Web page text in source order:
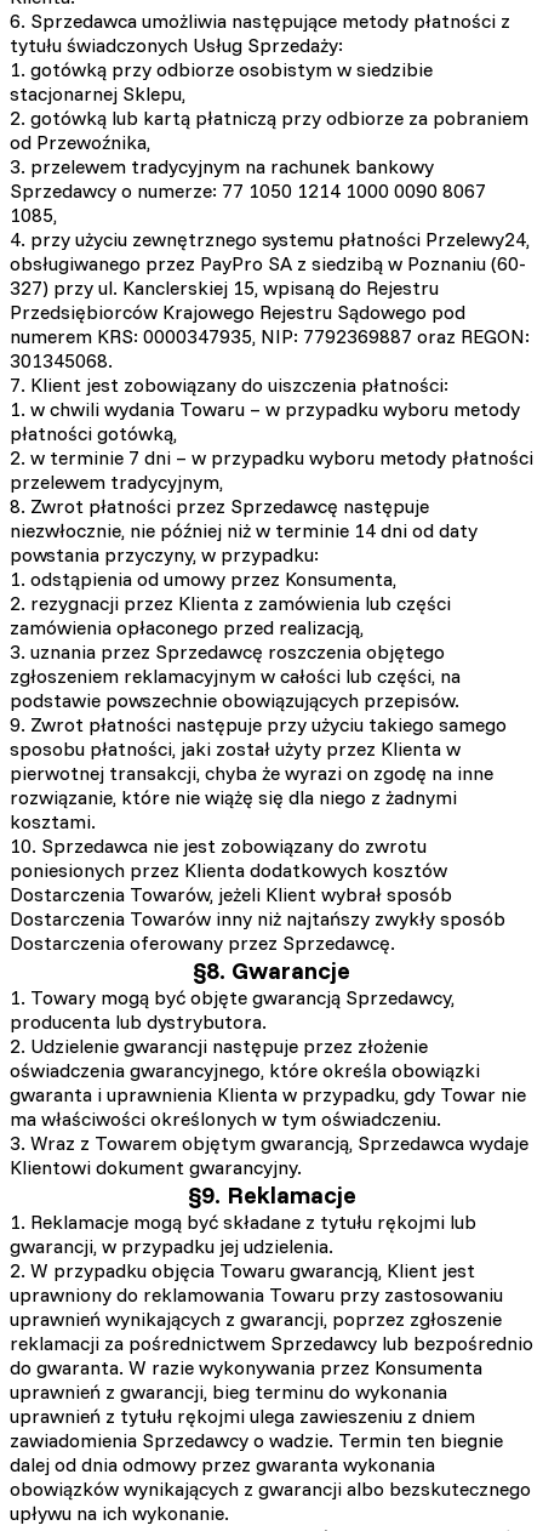
6. Sprzedawca umożliwia następujące metody płatności z
tytułu świadczonych Usług Sprzedaży:
1. gotówką przy odbiorze osobistym w siedzibie
stacjonarnej Sklepu,
2. gotówką lub kartą płatniczą przy odbiorze za pobraniem
od Przewoźnika,
3. przelewem tradycyjnym na rachunek bankowy
Sprzedawcy o numerze: 77 1050 1214 1000 0090 8067
1085,
4. przy użyciu zewnętrznego systemu płatności Przelewy24,
obsługiwanego przez PayPro SA z siedzibą w Poznaniu (60-
327) przy ul. Kanclerskiej 15, wpisaną do Rejestru
Przedsiębiorców Krajowego Rejestru Sądowego pod
numerem KRS: 0000347935, NIP: 7792369887 oraz REGON:
301345068.
7. Klient jest zobowiązany do uiszczenia płatności:
1. w chwili wydania Towaru – w przypadku wyboru metody
płatności gotówką,
2. w terminie 7 dni – w przypadku wyboru metody płatności
przelewem tradycyjnym,
8. Zwrot płatności przez Sprzedawcę następuje
niezwłocznie, nie później niż w terminie 14 dni od daty
powstania przyczyny, w przypadku:
1. odstąpienia od umowy przez Konsumenta,
2. rezygnacji przez Klienta z zamówienia lub części
zamówienia opłaconego przed realizacją,
3. uznania przez Sprzedawcę roszczenia objętego
zgłoszeniem reklamacyjnym w całości lub części, na
podstawie powszechnie obowiązujących przepisów.
9. Zwrot płatności następuje przy użyciu takiego samego
sposobu płatności, jaki został użyty przez Klienta w
pierwotnej transakcji, chyba że wyrazi on zgodę na inne
rozwiązanie, które nie wiążę się dla niego z żadnymi
kosztami.
10. Sprzedawca nie jest zobowiązany do zwrotu
poniesionych przez Klienta dodatkowych kosztów
Dostarczenia Towarów, jeżeli Klient wybrał sposób
Dostarczenia Towarów inny niż najtańszy zwykły sposób
Dostarczenia oferowany przez Sprzedawcę.
§8. Gwarancje
1. Towary mogą być objęte gwarancją Sprzedawcy,
producenta lub dystrybutora.
2. Udzielenie gwarancji następuje przez złożenie
oświadczenia gwarancyjnego, które określa obowiązki
gwaranta i uprawnienia Klienta w przypadku, gdy Towar nie
ma właściwości określonych w tym oświadczeniu.
3. Wraz z Towarem objętym gwarancją, Sprzedawca wydaje
Klientowi dokument gwarancyjny.
§9. Reklamacje
1. Reklamacje mogą być składane z tytułu rękojmi lub
gwarancji, w przypadku jej udzielenia.
2. W przypadku objęcia Towaru gwarancją, Klient jest
uprawniony do reklamowania Towaru przy zastosowaniu
uprawnień wynikających z gwarancji, poprzez zgłoszenie
reklamacji za pośrednictwem Sprzedawcy lub bezpośrednio
do gwaranta. W razie wykonywania przez Konsumenta
uprawnień z gwarancji, bieg terminu do wykonania
uprawnień z tytułu rękojmi ulega zawieszeniu z dniem
zawiadomienia Sprzedawcy o wadzie. Termin ten biegnie
dalej od dnia odmowy przez gwaranta wykonania
obowiązków wynikających z gwarancji albo bezskutecznego
upływu na ich wykonanie.